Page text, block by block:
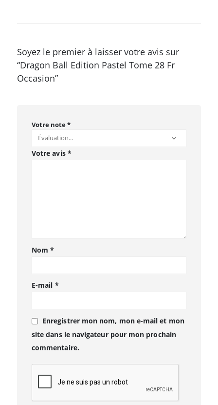
Soyez le premier à laisser votre avis sur
“Dragon Ball Edition Pastel Tome 28 Fr
Occasion”
Votre note*
Votre avis *
Nom*
E-mail *
Enregistrer mon nom, mon e-mail et mon
site dans le navigateur pour mon prochain
commentaire.